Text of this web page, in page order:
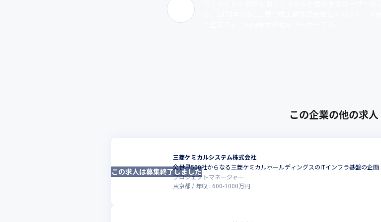
この企業の他の求人
三菱ケミカルシステム株式会社
全世界500社からなる三菱ケミカルホールディングスのITインフラ基盤の企
プロジェクトマネージャー
東京都
年収 : 600-1000万円
この求人は募集終了しました